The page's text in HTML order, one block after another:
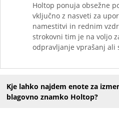
Holtop ponuja obsežne
vključno z nasveti za
namestitvi in rednim
strokovni tim je na voljo
odpravljanje vprašanj ali
Kje lahko najdem enote za
blagovno znamko Holtop?